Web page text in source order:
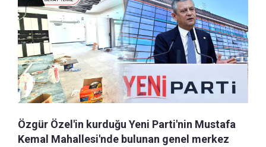
Özgür Özel'in kurduğu Yeni Parti'nin Mustafa
Kemal Mahallesi'nde bulunan genel merkez